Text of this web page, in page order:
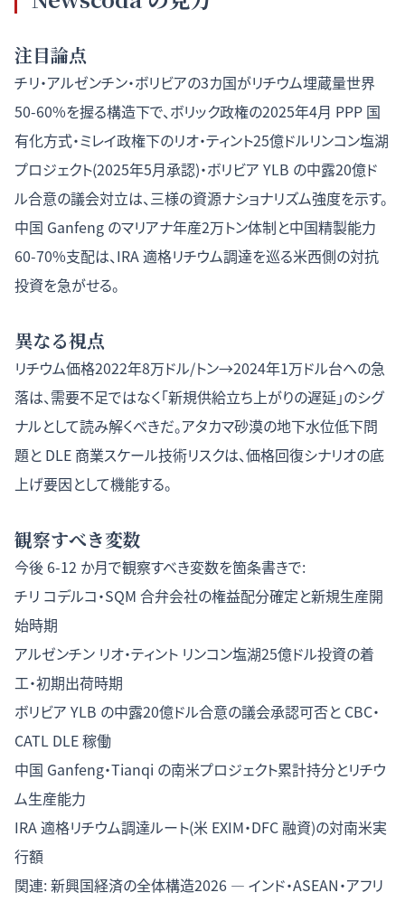
注目論点
チリ・アルゼンチン・ボリビアの3カ国がリチウム埋蔵量世界
50-60%を握る構造下で、ボリック政権の2025年4月 PPP 国
有化方式・ミレイ政権下のリオ・ティント25億ドルリンコン塩湖
プロジェクト(2025年5月承認)・ボリビア YLB の中露20億ド
ル合意の議会対立は、三様の資源ナショナリズム強度を示す。
中国 Ganfeng のマリアナ年産2万トン体制と中国精製能力
60-70%支配は、IRA 適格リチウム調達を巡る米西側の対抗
投資を急がせる。
異なる視点
リチウム価格2022年8万ドル/トン→2024年1万ドル台への急
落は、需要不足ではなく「新規供給立ち上がりの遅延」のシグ
ナルとして読み解くべきだ。アタカマ砂漠の地下水位低下問
題と DLE 商業スケール技術リスクは、価格回復シナリオの底
上げ要因として機能する。
観察すべき変数
今後 6-12 か月で観察すべき変数を箇条書きで:
チリ コデルコ・SQM 合弁会社の権益配分確定と新規生産開
始時期
アルゼンチン リオ・ティント リンコン塩湖25億ドル投資の着
工・初期出荷時期
ボリビア YLB の中露20億ドル合意の議会承認可否と CBC・
CATL DLE 稼働
中国 Ganfeng・Tianqi の南米プロジェクト累計持分とリチウ
ム生産能力
IRA 適格リチウム調達ルート(米 EXIM・DFC 融資)の対南米実
行額
関連:新興国経済の全体構造2026 — インド・ASEAN・アフリ